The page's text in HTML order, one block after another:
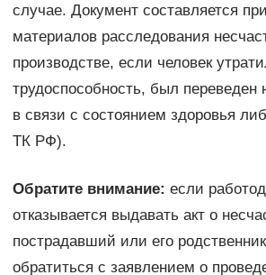
случае. Документ составляется
материалов расследования
производстве, если человек
трудоспособность, был переведен
в связи с состоянием здоровья
ТК РФ).
Обратите внимание: если
отказывается выдавать акт о
пострадавший или его
обратиться с заявлением о